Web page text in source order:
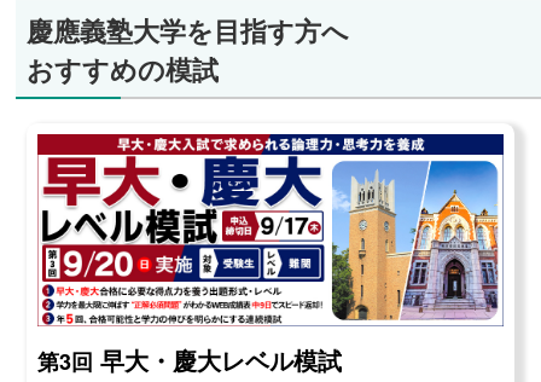
慶應義塾大学を目指す方へ
おすすめの模試
第3回 早大・慶大レベル模試